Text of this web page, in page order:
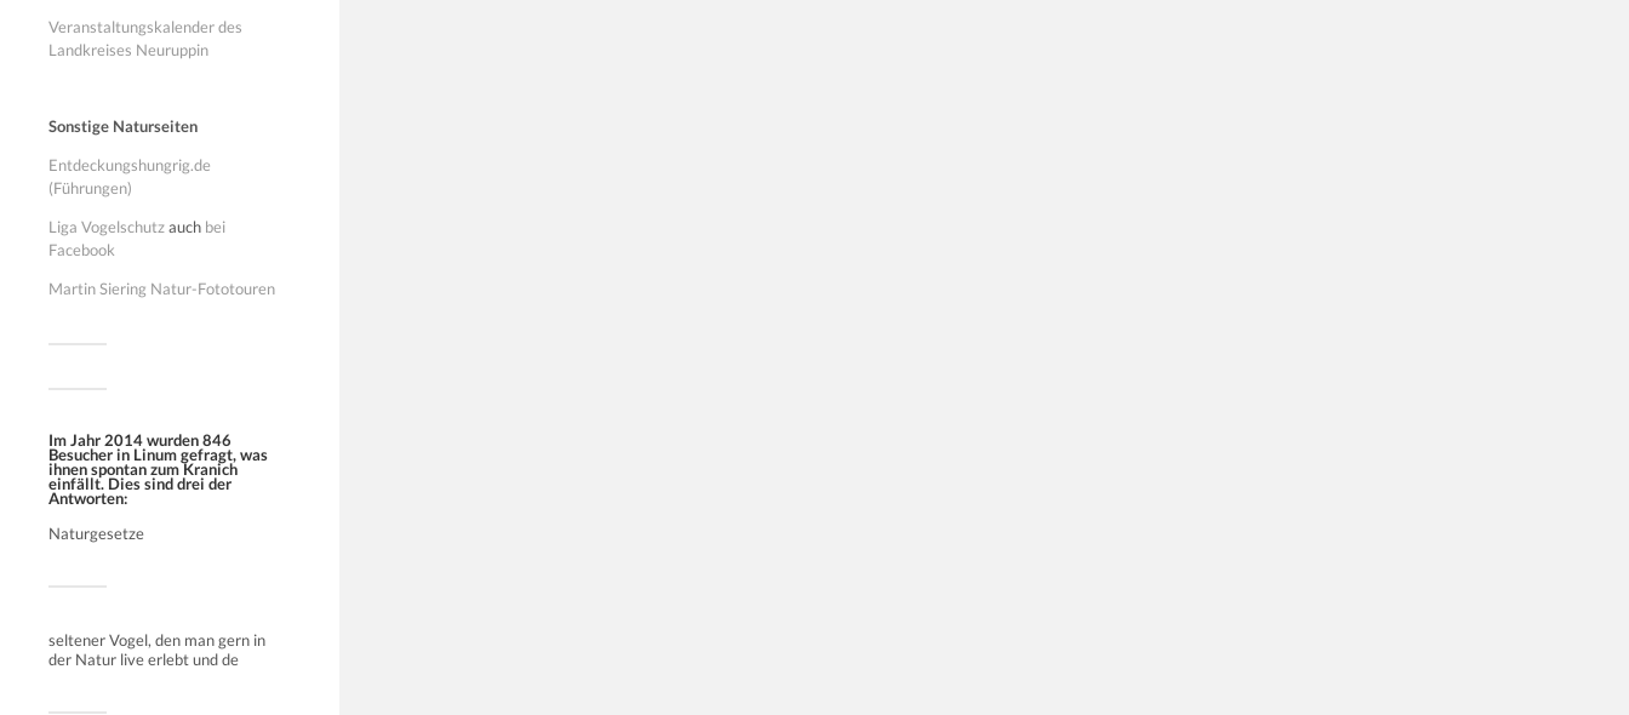
Veranstaltungskalender des
Landkreises Neuruppin
Sonstige Naturseiten
Entdeckungshungrig.de
(Führungen)
Liga Vogelschutzauch bei
Facebook
Martin Siering Natur-Fototouren
Im Jahr 2014 wurden 846
Besucher in Linum gefragt, was
ihnen spontan zum Kranich
einfällt. Dies sind drei der
Antworten:
Naturgesetze
seltener Vogel, den man gern in
der Natur live erlebt und de